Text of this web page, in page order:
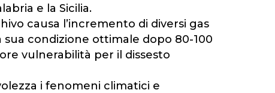
e la Sicilia.
causa l’incremento di diversi gas
condizione ottimale dopo 80-100
vulnerabilità per il dissesto
i fenomeni climatici e